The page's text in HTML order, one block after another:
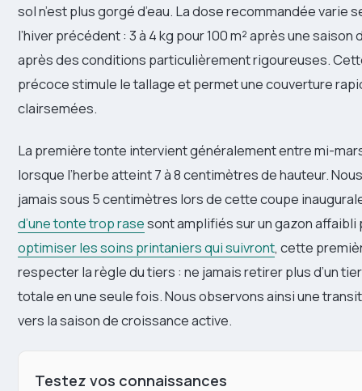
sol n’est plus gorgé d’eau. La dose recommandée varie
l’hiver précédent : 3 à 4 kg pour 100 m² après une saison
après des conditions particulièrement rigoureuses.
précoce stimule le tallage et permet une couverture
clairsemées.
La première tonte intervient généralement entre mi-
lorsque l’herbe atteint 7 à 8 centimètres de hauteur.
jamais sous 5 centimètres lors de cette coupe
d’une tonte trop rasesont amplifiés sur un gazon affaibli
optimiser les soins printaniers qui suivront, cette
respecter la règle du tiers : ne jamais retirer plus d’un
totale en une seule fois. Nous observons ainsi une
vers la saison de croissance active.
Testez vos connaissances